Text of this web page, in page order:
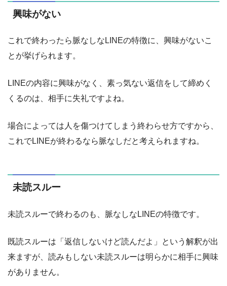
興味がない
これで終わったら脈なしなLINEの特徴に、興味がないこ
とが挙げられます。
LINEの内容に興味がなく、素っ気ない返信をして締めく
くるのは、相手に失礼ですよね。
場合によっては人を傷つけてしまう終わらせ方ですから、
これでLINEが終わるなら脈なしだと考えられますね。
未読スルー
未読スルーで終わるのも、脈なしなLINEの特徴です。
既読スルーは「返信しないけど読んだよ」という解釈が出
来ますが、読みもしない未読スルーは明らかに相手に興味
がありません。